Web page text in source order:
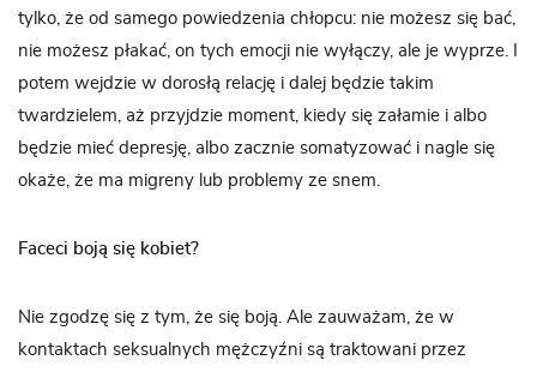
tylko, że od samego powiedzenia chłopcu: nie możesz się bać,
nie możesz płakać, on tych emocji nie wyłączy, ale je wyprze. I
potem wejdzie w dorosłą relację i dalej będzie takim
twardzielem, aż przyjdzie moment, kiedy się załamie i albo
będzie mieć depresję, albo zacznie somatyzować i nagle się
okaże, że ma migreny lub problemy ze snem.
Faceci boją się kobiet?
Nie zgodzę się z tym, że się boją. Ale zauważam, że w
kontaktach seksualnych mężczyźni są traktowani przez